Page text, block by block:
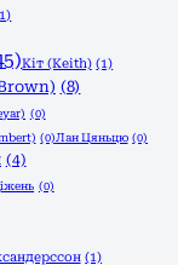
Кіт (Keith) (1)
(8)
(0)
(0)Лан Цяньцю (0)
(4)
(0)
(1)